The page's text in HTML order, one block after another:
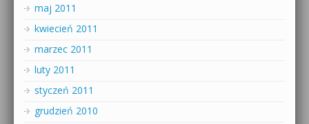
maj 2011
kwiecień 2011
marzec 2011
luty 2011
styczeń 2011
grudzień 2010